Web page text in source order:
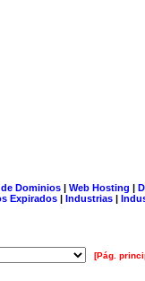
Dominios| Web Hosting |
Expirados | Industrias |
[Pág.